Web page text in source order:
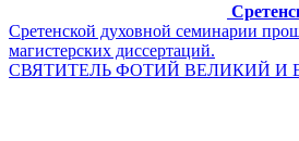
Сретенской духовной семинарии
магистерских диссертаций.
СВЯТИТЕЛЬ ФОТИЙ ВЕЛИКИЙ И